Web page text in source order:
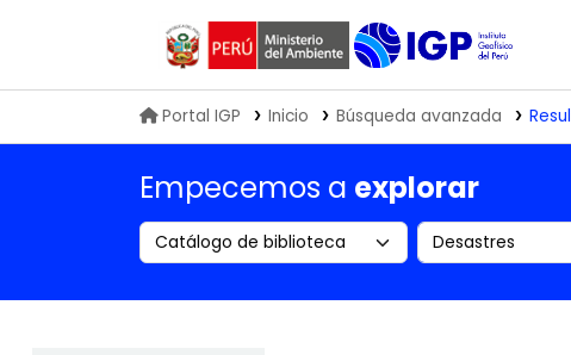
Biblioteca IGP
Portal IGP Inicio Búsqueda avanzada
Empecemos a explorar
Search the catalog by: Buscar en el